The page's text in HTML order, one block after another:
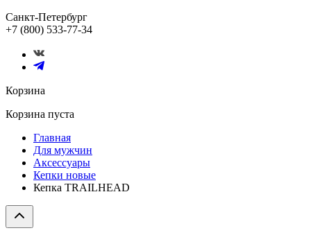
Санкт-Петербург
+7 (800) 533-77-34
Корзина
Корзина пуста
Главная
Для мужчин
Аксессуары
Кепки новые
Кепка TRAILHEAD